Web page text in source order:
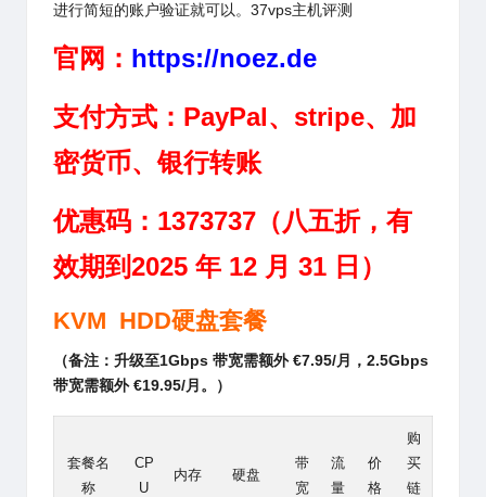
进行简短的账户验证就可以。 37vps主机评测
官网： https://noez.de
支付方式：PayPal、stripe、加
密货币、银行转账
优惠码：1373737（八五折，有
效期到2025 年 12 月 31 日）
KVM HDD硬盘套餐
（备注：升级至1Gbps 带宽需额外 €7.95/月，2.5Gbps
带宽需额外 €19.95/月。）
套餐名
称
CP
U
内存 硬盘
带
宽
流
量
价
格
购
买
链